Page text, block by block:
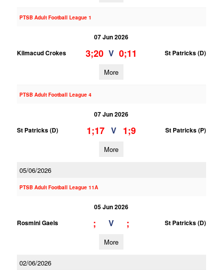
PTSB Adult Football League 1
07 Jun 2026
Kilmacud Crokes
3;20 V 0;11 St Patricks (D)
More
PTSB Adult Football League 4
07 Jun 2026
St Patricks (D)
1;17 V 1;9 St Patricks (P)
More
05/06/2026
PTSB Adult Football League 11A
05 Jun 2026
Rosmini Gaels
; V ; St Patricks (D)
More
02/06/2026